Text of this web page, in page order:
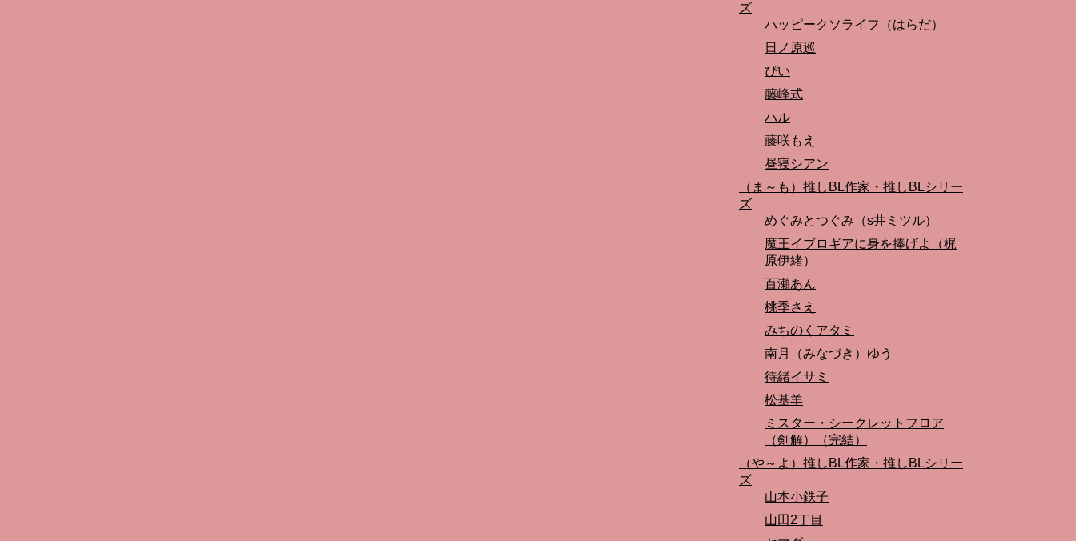
ズ
ハッピークソライフ（はらだ）
日ノ原巡
ぴい
藤峰式
ハル
藤咲もえ
昼寝シアン
（ま～も）推しBL作家・推しBLシリー
ズ
めぐみとつぐみ（s井ミツル）
魔王イブロギアに身を捧げよ（梶
原伊緒）
百瀬あん
桃季さえ
みちのくアタミ
南月（みなづき）ゆう
待緒イサミ
松基羊
ミスター・シークレットフロア
（剣解）（完結）
（や～よ）推しBL作家・推しBLシリー
ズ
山本小鉄子
山田2丁目